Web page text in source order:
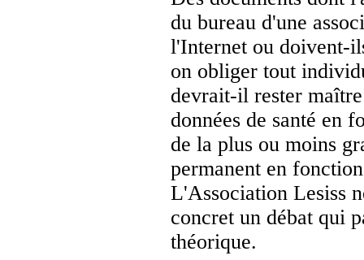
du bureau d'une
l'Internet ou doivent-
on obliger tout
devrait-il rester
données de santé en
de la plus ou moins
permanent en
L'Association Lesiss
concret un débat qui
théorique.